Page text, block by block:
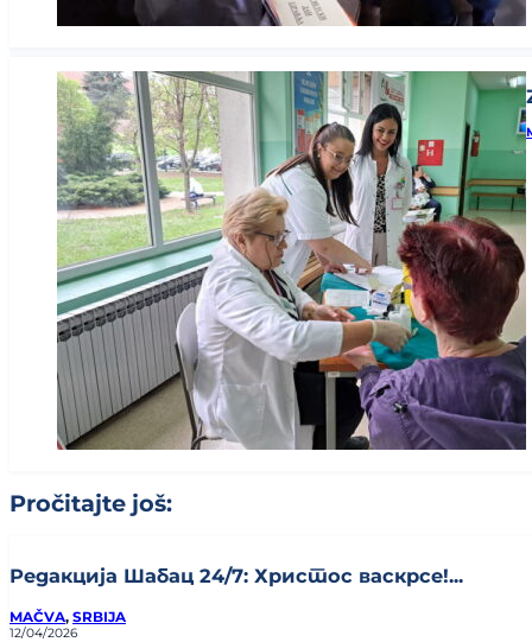
Pročitajte još:
Редакција Шабац 24/7: Христос васкрсе!...
MAČVA, SRBIJA
12/04/2026